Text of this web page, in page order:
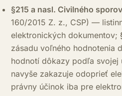
§215 a nasl. Civilného
160/2015 Z. z., CSP) —
elektronických dokumentov;
zásadu voľného hodnotenia
hodnotí dôkazy podľa svojej
navyše zakazuje odoprieť
právny účinok iba pre